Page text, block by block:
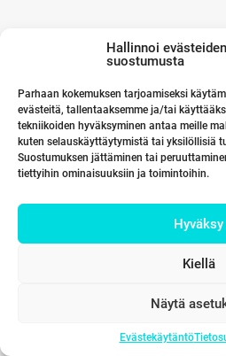
Hallinnoi evästeiden
suostumusta
Parhaan kokemuksen tarjoamiseksi
evästeitä, tallentaaksemme ja/tai
tekniikoiden hyväksyminen antaa meille
kuten selauskäyttäytymistä tai yksilöllisiä
Suostumuksen jättäminen tai
tiettyihin ominaisuuksiin ja toimintoihin.
Hyväksy
Kiellä
Näytä
Evästekäytäntö